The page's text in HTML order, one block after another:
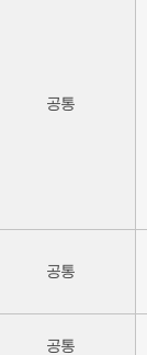
공통
공통
공통